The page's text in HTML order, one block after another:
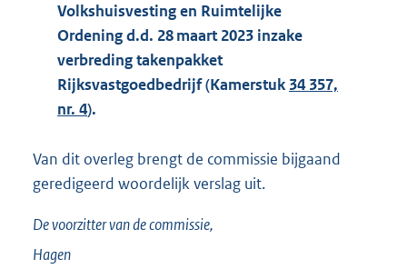
Volkshuisvesting en Ruimtelijke
Ordening d.d. 28 maart 2023 inzake
verbreding takenpakket
Rijksvastgoedbedrijf (Kamerstuk 34 357,
nr. 4).
Van dit overleg brengt de commissie bijgaand
geredigeerd woordelijk verslag uit.
De voorzitter van de commissie,
Hagen